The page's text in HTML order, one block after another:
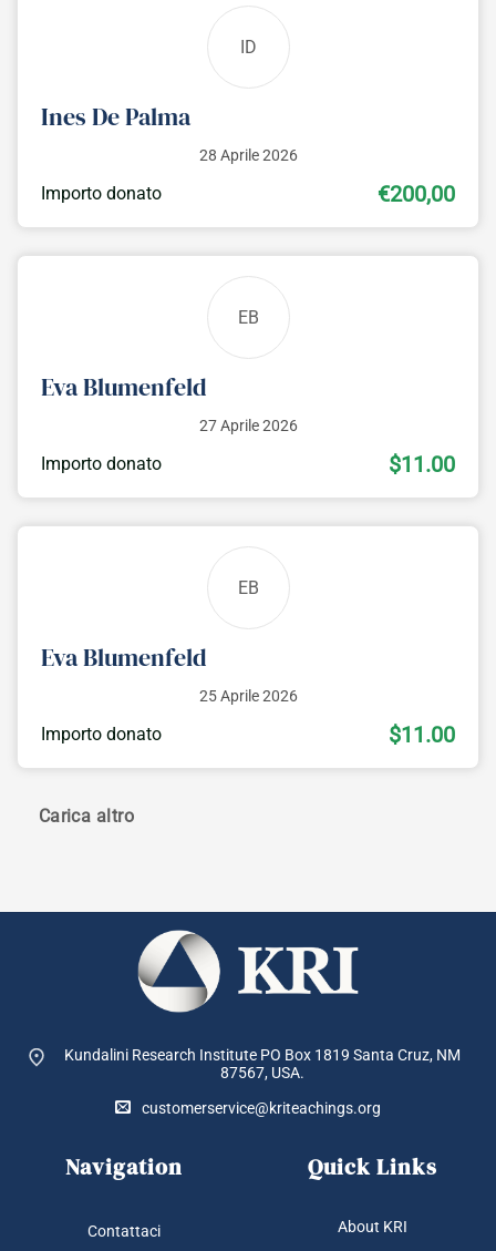
ID
Ines De Palma
28 Aprile 2026
Importo donato €200,00
EB
Eva Blumenfeld
27 Aprile 2026
Importo donato $11.00
EB
Eva Blumenfeld
25 Aprile 2026
Importo donato $11.00
Carica altro
Kundalini Research Institute PO Box 1819 Santa Cruz, NM
87567, USA.
customerservice@kriteachings.org
Navigation
Contattaci
Quick Links
About KRI